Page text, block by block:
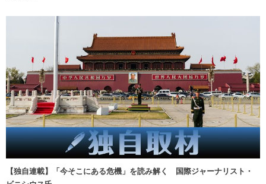
【独自連載】「今そこにある危機」を読み解く 国際ジャーナリスト・